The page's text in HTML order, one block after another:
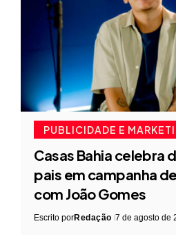
PUBLICIDADE E
Casas Bahia celebra
pais em campanha
com João Gomes
Escrito porRedação 7 de agosto de